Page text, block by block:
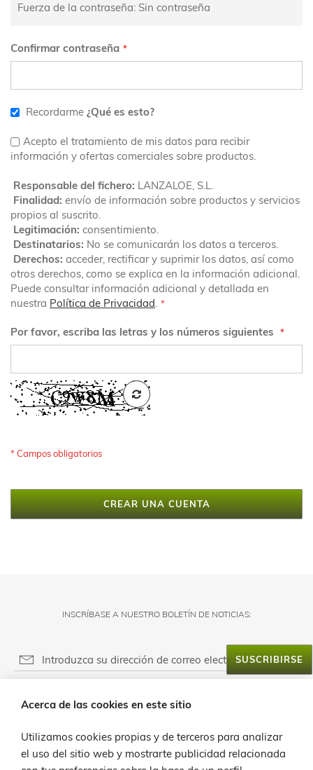
Fuerza de la contraseña: Sin contraseña
Confirmar contraseña
Recordarme ¿Qué es esto?
Acepto el tratamiento de mis datos para recibir
información y ofertas comerciales sobre productos.
Responsable del fichero: LANZALOE, S.L.
Finalidad: envío de información sobre productos y servicios
propios al suscrito.
Legitimación: consentimiento.
Destinatarios: No se comunicarán los datos a terceros.
Derechos: acceder, rectificar y suprimir los datos, así como
otros derechos, como se explica en la información adicional.
Puede consultar información adicional y detallada en
nuestra Política de Privacidad.
Por favor, escriba las letras y los números siguientes
RECARGAR
CAPTCHA
CREAR UNA CUENTA
INSCRÍBASE A NUESTRO BOLETÍN DE NOTICIAS:
FINALIDAD:
LEGITIMACIÓN:
PROVEEDOR DE MENSAJERÍA ONLINE:
DESTINATARIOS:
SUSCRIBIRSE
SERVICIO AL CLIENTE
Acerca de las cookies en este sitio
Utilizamos cookies propias y de terceros para analizar
el uso del sitio web y mostrarte publicidad relacionada